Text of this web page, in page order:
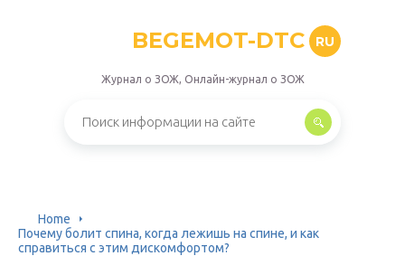
BEGEMOT-DTC RU
Журнал о ЗОЖ, Онлайн-журнал о ЗОЖ
Home
Почему болит спина, когда лежишь на спине, и как
справиться с этим дискомфортом?